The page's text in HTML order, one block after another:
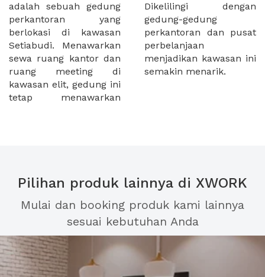
adalah sebuah gedung
perkantoran yang
berlokasi di kawasan
Setiabudi. Menawarkan
sewa ruang kantor dan
ruang meeting di
kawasan elit, gedung ini
tetap menawarkan
Dikelilingi dengan
gedung-gedung
perkantoran dan pusat
perbelanjaan
menjadikan kawasan ini
semakin menarik.
Pilihan produk lainnya di XWORK
Mulai dan booking produk kami lainnya
sesuai kebutuhan Anda